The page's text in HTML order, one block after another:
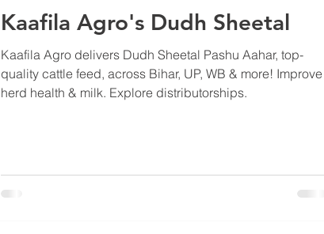
Kaafila Agro's Dudh Sheetal
Kaafila Agro delivers Dudh Sheetal Pashu Aahar, top-
quality cattle feed, across Bihar, UP, WB & more! Improve
herd health & milk. Explore distributorships.